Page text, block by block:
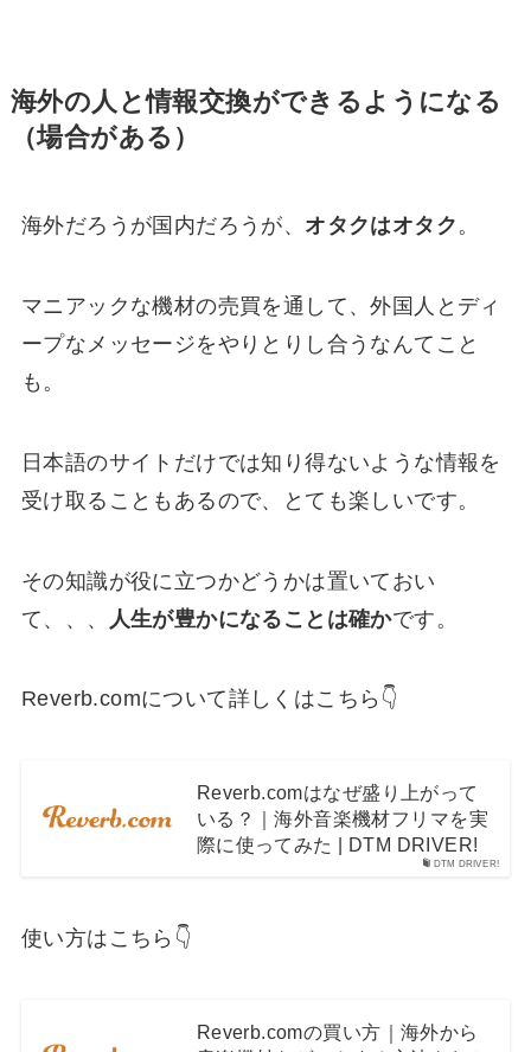
海外の人と情報交換ができるようになる
（場合がある）
海外だろうが国内だろうが、 オタクはオタク。
マニアックな機材の売買を通して、外国人とディ
ープなメッセージをやりとりし合うなんてこと
も。
日本語のサイトだけでは知り得ないような情報を
受け取ることもあるので、とても楽しいです。
その知識が役に立つかどうかは置いておい
て、、、
人生が豊かになることは確かです。
Reverb.comについて詳しくはこちら👇
DTM DRIVER!
Reverb.comはなぜ盛り上がって
いる？｜海外音楽機材フリマを実
際に使ってみた | DTM DRIVER!
使い方はこちら👇
Reverb.comの買い方｜海外から